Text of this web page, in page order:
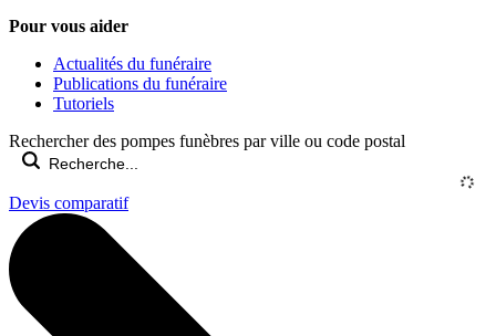
Pour vous aider
Actualités du funéraire
Publications du funéraire
Tutoriels
Rechercher des pompes funèbres par ville ou code postal
Devis comparatif